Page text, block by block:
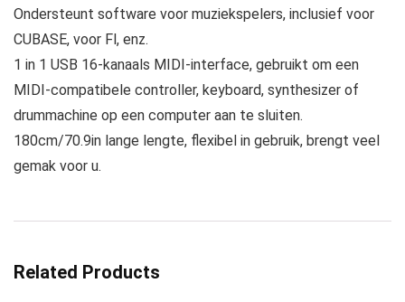
Ondersteunt software voor muziekspelers, inclusief voor
CUBASE, voor Fl, enz.
1 in 1 USB 16‑kanaals MIDI-interface, gebruikt om een ​​
MIDI-compatibele controller, keyboard, synthesizer of
drummachine op een computer aan te sluiten.
180cm/70.9in lange lengte, flexibel in gebruik, brengt veel
gemak voor u.
Related Products